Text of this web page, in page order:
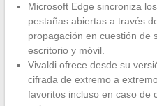
Microsoft Edge sincroniza
pestañas abiertas a través
propagación en cuestión de
escritorio y móvil.
Vivaldi ofrece desde su
cifrada de extremo a
favoritos incluso en caso de